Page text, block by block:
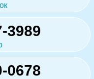
3989
0678